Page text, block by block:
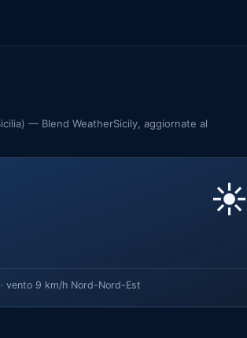
— Blend WeatherSicily, aggiornate al
☀️
· vento 9 km/h Nord-Nord-Est